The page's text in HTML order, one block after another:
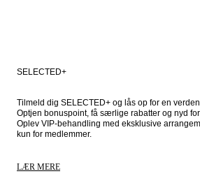
SELECTED+
Tilmeld dig SELECTED+ og lås op for en
Optjen bonuspoint, få særlige rabatter og nyd
Oplev VIP-behandling med eksklusive
kun for medlemmer.
LÆR MERE